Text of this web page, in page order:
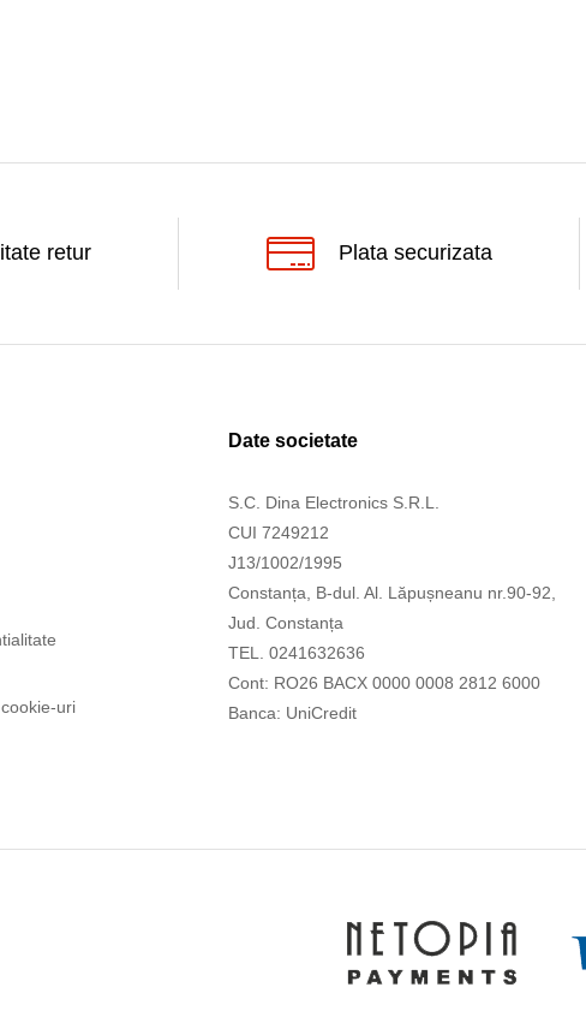
retur Plata securizata
uri
Date societate
S.C. Dina Electronics S.R.L.
CUI 7249212
J13/1002/1995
Constanța, B-dul. Al. Lăpușneanu nr.90-92,
Jud. Constanța
TEL. 0241632636
Cont: RO26 BACX 0000 0008 2812 6000
Banca: UniCredit